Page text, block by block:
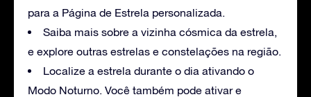
para a Página de Estrela personalizada.
Saiba mais sobre a vizinha cósmica da estrela,
e explore outras estrelas e constelações na região.
Localize a estrela durante o dia ativando o
Modo Noturno. Você também pode ativar e